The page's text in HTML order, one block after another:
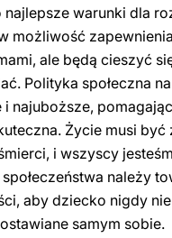
warunki dla
ale będą cieszyć
Polityka społeczna
najuboższe,
Życie musi być
i wszyscy
należy
aby dziecko nigdy
samym sobie.